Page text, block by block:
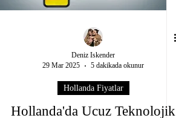
Deniz Iskender
29 Mar 2025
5 dakikada okunur
Hollanda Fiyatlar
Hollanda'da Ucuz Teknolojik